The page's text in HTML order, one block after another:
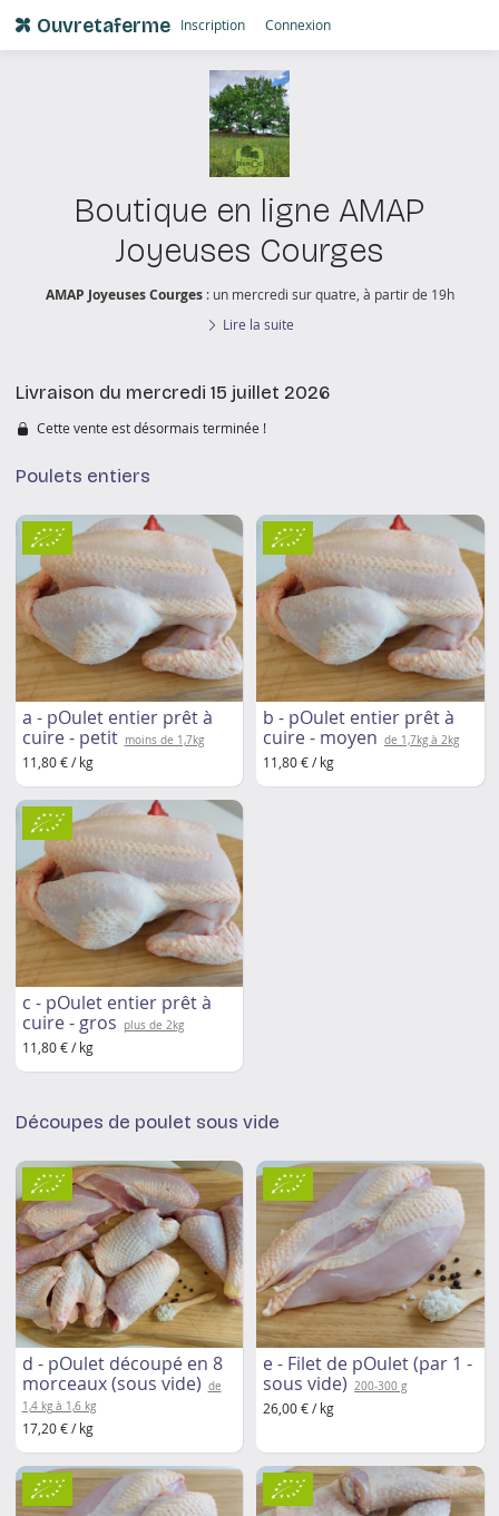
Ouvretaferme Inscription Connexion
Boutique en ligne AMAP
Joyeuses Courges
AMAP Joyeuses Courges: un mercredi sur quatre, à partir de 19h
Lire la suite
Livraison du mercredi 15 juillet 2026
Cette vente est désormais terminée !
Poulets entiers
a - pOulet entier prêt à
cuire - petit moins de 1,7kg
11,80 € / kg
b - pOulet entier prêt à
cuire - moyen de 1,7kg à 2kg
11,80 € / kg
c - pOulet entier prêt à
cuire - gros
plus de 2kg
11,80 € / kg
Découpes de poulet sous vide
d - pOulet découpé en 8
morceaux (sous vide) de
1,4 kg à 1,6 kg
17,20 € / kg
e - Filet de pOulet (par 1 -
sous vide) 200-300 g
26,00 € / kg